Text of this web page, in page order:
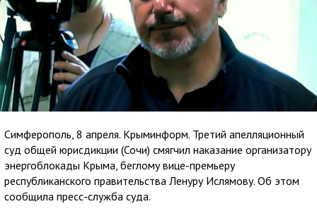
Симферополь, 8 апреля. Крыминформ. Третий апелляционный
суд общей юрисдикции (Сочи) смягчил наказание организатору
энергоблокады Крыма, беглому вице-премьеру
республиканского правительства Ленуру Ислямову. Об этом
сообщила пресс-служба суда.